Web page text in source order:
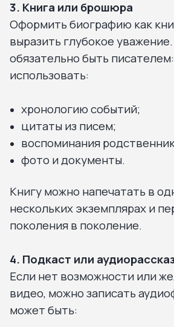
3. Книга или брошюра
Оформить биографию как
выразить глубокое
обязательно быть
использовать:
хронологию событий;
цитаты из писем;
воспоминания
фото и документы.
Книгу можно напечатать в
нескольких экземплярах и
поколения в поколение.
4. Подкаст или
Если нет возможности или
видео, можно записать
может быть: